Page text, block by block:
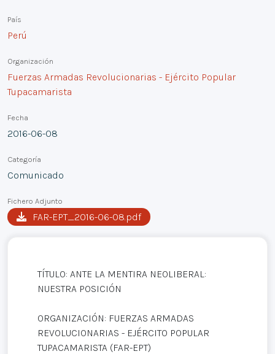
País
Perú
Organización
Fuerzas Armadas Revolucionarias - Ejército Popular
Tupacamarista
Fecha
2016-06-08
Categoría
Comunicado
Fichero Adjunto
FAR-EPT_2016-06-08.pdf
TÍTULO: ANTE LA MENTIRA NEOLIBERAL:
NUESTRA POSICIÓN
ORGANIZACIÓN: FUERZAS ARMADAS
REVOLUCIONARIAS - EJÉRCITO POPULAR
TUPACAMARISTA (FAR-EPT)